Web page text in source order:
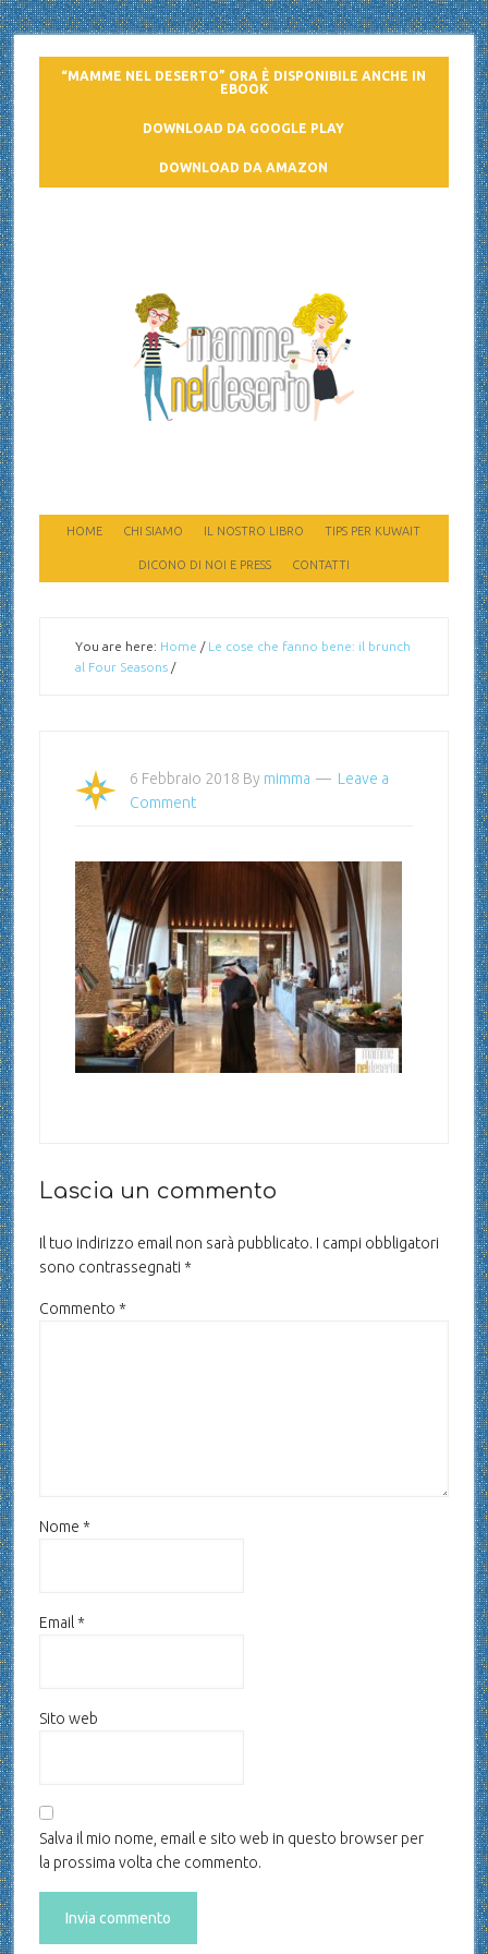
“MAMME NEL DESERTO” ORA È DISPONIBILE ANCHE IN
EBOOK
DOWNLOAD DA GOOGLE PLAY
DOWNLOAD DA AMAZON
HOME CHI SIAMO IL NOSTRO LIBRO TIPS PER KUWAIT
DICONO DI NOI E PRESS CONTATTI
You are here: Home / Le cose che fanno bene: il brunch
al Four Seasons /
6 Febbraio 2018 By mimma
Leave a
Comment
Lascia un commento
Il tuo indirizzo email non sarà pubblicato. I campi obbligatori
sono contrassegnati *
Commento *
Nome *
Email *
Sito web
Salva il mio nome, email e sito web in questo browser per
la prossima volta che commento.